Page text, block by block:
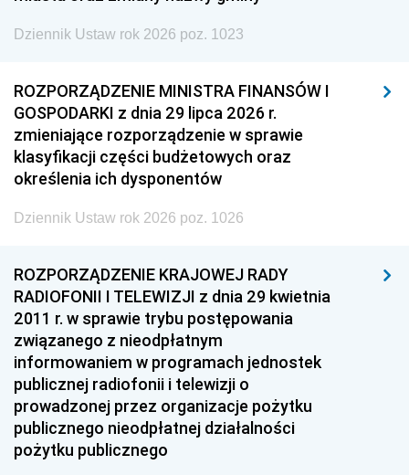
Dziennik Ustaw rok 2026 poz. 1023
ROZPORZĄDZENIE MINISTRA FINANSÓW I
GOSPODARKI z dnia 29 lipca 2026 r.
zmieniające rozporządzenie w sprawie
klasyfikacji części budżetowych oraz
określenia ich dysponentów
Dziennik Ustaw rok 2026 poz. 1026
ROZPORZĄDZENIE KRAJOWEJ RADY
RADIOFONII I TELEWIZJI z dnia 29 kwietnia
2011 r. w sprawie trybu postępowania
związanego z nieodpłatnym
informowaniem w programach jednostek
publicznej radiofonii i telewizji o
prowadzonej przez organizacje pożytku
publicznego nieodpłatnej działalności
pożytku publicznego